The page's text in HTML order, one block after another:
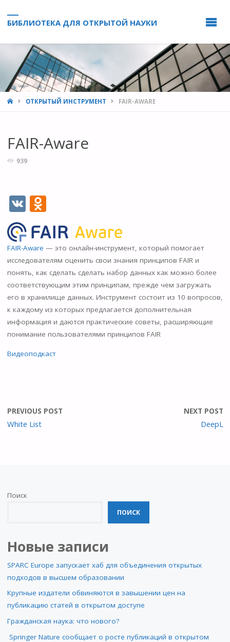
БИБЛИОТЕКА ДЛЯ ОТКРЫТОЙ НАУКИ
HOMEОТКРЫТЫЙ ИНСТРУМЕНТ FAIR-AWARE
FAIR-Aware
939
V
K
O
d
n
o
kl
as
s
ni
ki
FAIR-Aware — это онлайн-инструмент, который помогает
исследователям оценить свои знания принципов FAIR и
понять, как сделать сделать набор данных как можно более
соответствующим этим принципам, прежде чем загружать
его в хранилище данных. Инструмент состоит из 10 вопросов,
к каждому из которых предлагается дополнительная
информация и даются практические советы, расширяющие
понимание пользователями принципов FAIR
Видеоподкаст
PREVIOUS POST
White List
NEXT POST
DeepL
Поиск
ПОИСК
Новые записи
SPARC Europe запускает хаб для объединения открытых
подходов в высшем образовании
Крупные издатели обвиняются в завышении цен на
публикацию статей в открытом доступе
Гражданская наука: что нового?
Springer Nature сообщает о росте публикаций в открытом